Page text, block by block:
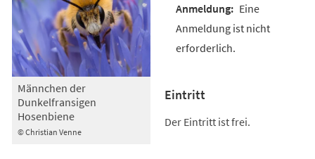
© Christian Venne
Männchen der
Dunkelfransigen
Hosenbiene
Eine
Anmeldung ist nicht
erforderlich.
Eintritt
Der Eintritt ist frei.